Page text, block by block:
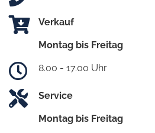
Verkauf
Montag bis Freitag
8.00 - 17.00 Uhr
Service
Montag bis Freitag